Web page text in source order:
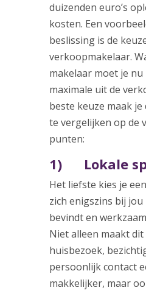
duizenden euro’s
kosten. Een
beslissing is de
verkoopmakelaar.
makelaar moet je
maximale uit de
beste keuze maak
te vergelijken op de
punten:
1) Lokale
Het liefste kies je
zich enigszins bij
bevindt en
Niet alleen maakt dit
huisbezoek,
persoonlijk contact
makkelijker, maar